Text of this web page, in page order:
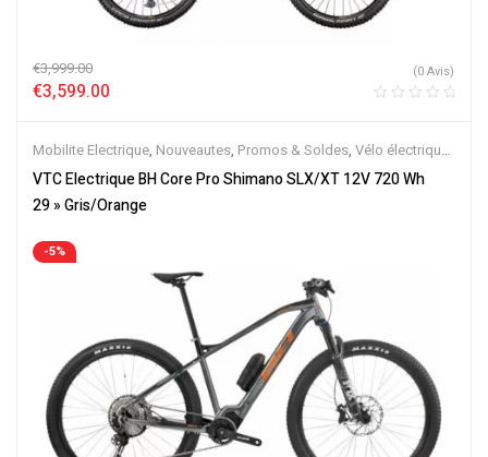
€3,999.00
€3,599.00
(0 Avis)
Mobilite Electrique, Nouveautes, Promos & Soldes, Vélo électrique
ville,Velos Electriques,VTC Electrique
VTC Electrique BH Core Pro Shimano SLX/XT 12V 720 Wh
29 » Gris/Orange
-5%